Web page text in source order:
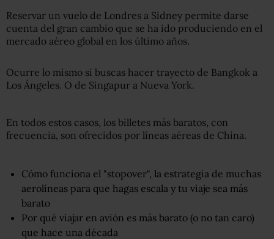
Reservar un vuelo de Londres a Sídney permite darse
cuenta del gran cambio que se ha ido produciendo en el
mercado aéreo global en los último años.
Ocurre lo mismo si buscas hacer trayecto de Bangkok a
Los Ángeles. O de Singapur a Nueva York.
En todos estos casos, los billetes más baratos, con
frecuencia, son ofrecidos por líneas aéreas de China.
Cómo funciona el "stopover", la estrategia de muchas
aerolíneas para que hagas escala y tu viaje sea más
barato
Por qué viajar en avión es más barato (o no tan caro)
que hace una década